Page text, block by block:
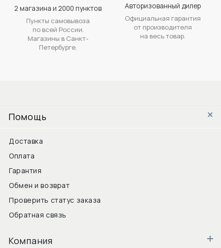
2 магазина и 2000 пунктов
Пункты самовывоза
по всей России.
Магазины в Санкт-
Петербурге.
Авторизованный дилер
Официальная гарантия
от производителя
на весь товар.
Помощь
Доставка
Оплата
Гарантия
Обмен и возврат
Проверить статус заказа
Обратная связь
Компания